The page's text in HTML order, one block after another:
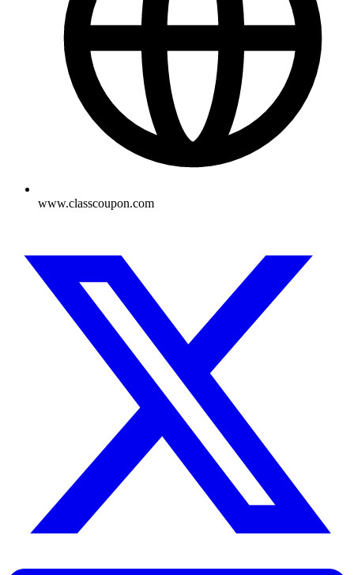
www.classcoupon.com